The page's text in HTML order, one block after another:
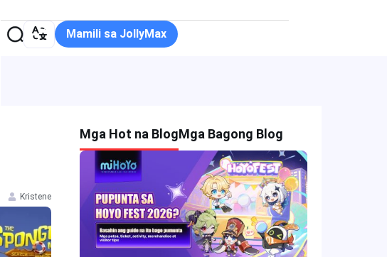
Mamili sa JollyMax
Kristene
Mga Hot na BlogMga Bagong Blog